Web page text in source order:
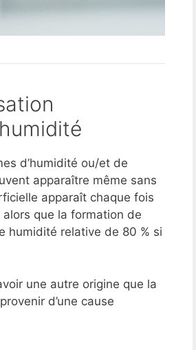
d’humidité ou/et de
apparaître même sans
apparaît chaque fois
alors que la formation de
humidité relative de 80 % si
une autre origine que la
d’une cause